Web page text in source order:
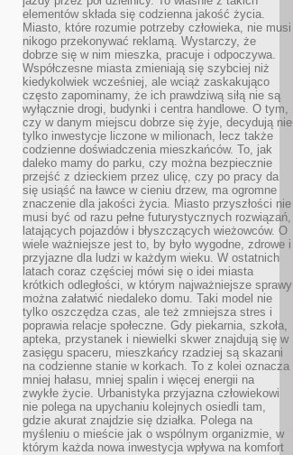
elementów składa się codzienna jakość życia.
Miasto, które rozumie potrzeby człowieka, nie musi
nikogo przekonywać reklamą. Wystarczy, że
dobrze się w nim mieszka, pracuje i odpoczywa.
Współczesne miasta zmieniają się szybciej niż
kiedykolwiek wcześniej, ale wciąż zaskakująco
często zapominamy, że ich prawdziwą siłą nie są
wyłącznie drogi, budynki i centra handlowe. O tym,
czy w danym miejscu dobrze się żyje, decydują nie
tylko inwestycje liczone w milionach, lecz także
codzienne doświadczenia mieszkańców. To, jak
daleko mamy do parku, czy można bezpiecznie
przejść z dzieckiem przez ulicę, czy po pracy da
się usiąść na ławce w cieniu drzew, ma ogromne
znaczenie dla jakości życia. Miasto przyszłości nie
musi być od razu pełne futurystycznych rozwiązań,
latających pojazdów i błyszczących wieżowców. O
wiele ważniejsze jest to, by było wygodne, zdrowe i
przyjazne dla ludzi w każdym wieku. W ostatnich
latach coraz częściej mówi się o idei miasta
krótkich odległości, w którym najważniejsze sprawy
można załatwić niedaleko domu. Taki model nie
tylko oszczędza czas, ale też zmniejsza stres i
poprawia relacje społeczne. Gdy piekarnia, szkoła,
apteka, przystanek i niewielki skwer znajdują się w
zasięgu spaceru, mieszkańcy rzadziej są skazani
na codzienne stanie w korkach. To z kolei oznacza
mniej hałasu, mniej spalin i więcej energii na
zwykłe życie. Urbanistyka przyjazna człowiekowi
nie polega na upychaniu kolejnych osiedli tam,
gdzie akurat znajdzie się działka. Polega na
myśleniu o mieście jak o wspólnym organizmie, w
którym każda nowa inwestycja wpływa na komfort